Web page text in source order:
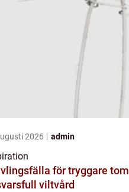
2026 admin
för tryggare
viltvård